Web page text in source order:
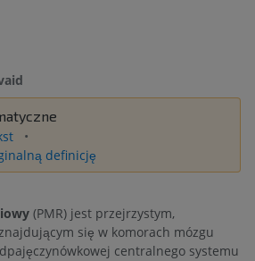
definicję
(PMR) jest przejrzystym,
się w komorach mózgu
centralnego systemu